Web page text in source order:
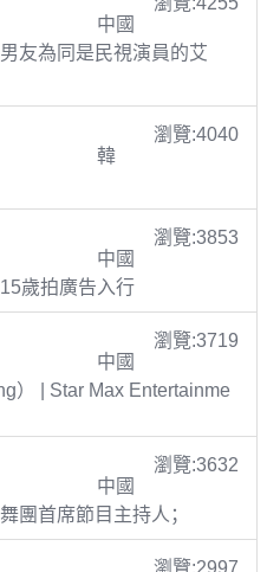
中國
友為同是民視演員的艾
瀏覽:4040
韓
瀏覽:3853
中國
歲拍廣告入行
瀏覽:3719
中國
） | Star Max Entertainme
瀏覽:3632
中國
團首席節目主持人；
瀏覽:2997